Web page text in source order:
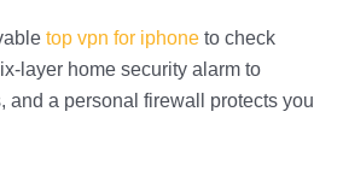
top vpn for iphone to check
layer home security alarm to
and a personal firewall protects you